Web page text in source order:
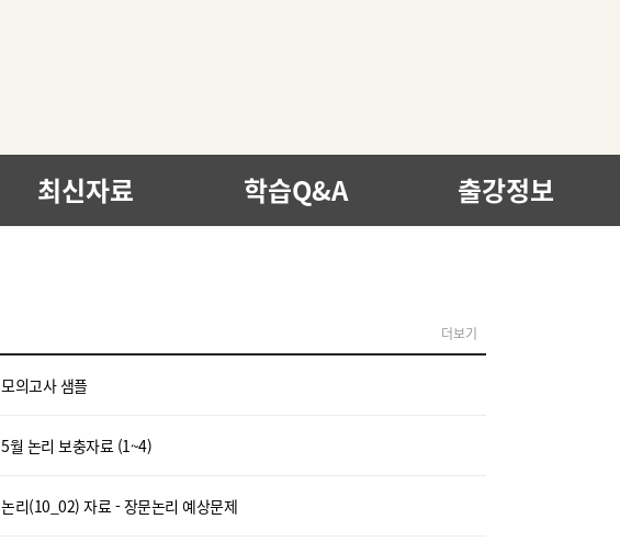
최신자료 학습Q&A 출강정보
더보기
모의고사 샘플
5월 논리 보충자료 (1~4)
논리(10_02) 자료 - 장문논리 예상문제